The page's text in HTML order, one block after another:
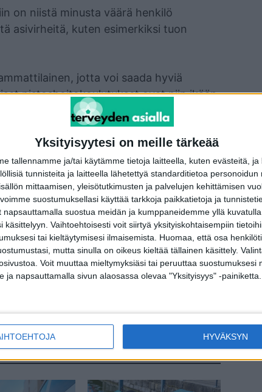
Yksityisyytesi on meille tärkeää
tallennamme ja/tai käytämme tietoja laitteella, kuten evästeitä, ja
tunnisteita ja laitteella lähetettyä standarditietoa personoidun
mittaamisen, yleisötutkimusten ja palvelujen kehittämisen
suostumuksellasi käyttää tarkkoja paikkatietoja ja
napsauttamalla suostua meidän ja kumppaneidemme yllä
käsittelyyn. Vaihtoehtoisesti voit siirtyä yksityiskohtaisempiin
tai kieltäytymisesi ilmaisemista.
Huomaa, että osa
mutta sinulla on oikeus kieltää tällainen käsittely.
Voit muuttaa mieltymyksiäsi tai peruuttaa suostumuksesi
ja napsauttamalla sivun alaosassa olevaa "Yksityisyys" -painiketta.
HYVÄKSYN
on niistä minusta väärä henkilö
asivirheitä, kuten esimerkiksi tuon
jotta voi saada hyviä
pistoshoitokoulutukset ovat niin ikään
päättää.
kauneuskirurgia
WhatsApp